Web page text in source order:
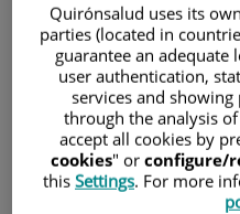
Ángel Moya
FACULTATIVO
Cirugía
Quirónsalud uses its
parties (located in
guarantee an
user authentication,
services and
through the analysis
accept all cookies by
cookies" or configure/
this Settings. For more